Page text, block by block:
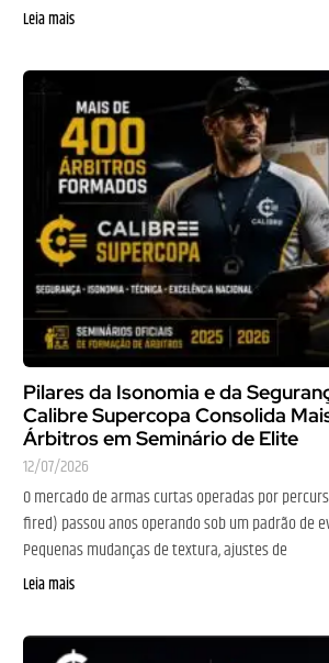
Leia mais
Pilares da Isonomia e da
Calibre Supercopa Consolida
Árbitros em Seminário de Elite
12/07/2026
O mercado de armas curtas operadas por
fired) passou anos operando sob um padrão de
Pequenas mudanças de textura, ajustes de
Leia mais